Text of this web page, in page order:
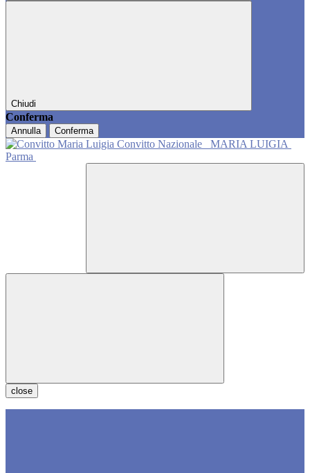
Chiudi
Conferma
Annulla Conferma
Convitto Nazionale
MARIA LUIGIA
Parma
close